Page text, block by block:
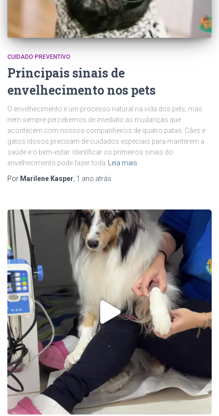
CUIDADO PREVENTIVO
Principais sinais de
envelhecimento nos pets
O envelhecimento é um processo natural na vida dos pets, mas
nem sempre percebemos de imediato as mudanças que
acontecem com nossos companheiros de quatro patas. Cães e
gatos idosos precisam de cuidados especiais para manterem a
saúde e o bem-estar. Identificar os primeiros sinais do
envelhecimento pode fazer toda
Leia mais
Por Marilene Kasper 1 ano atrás